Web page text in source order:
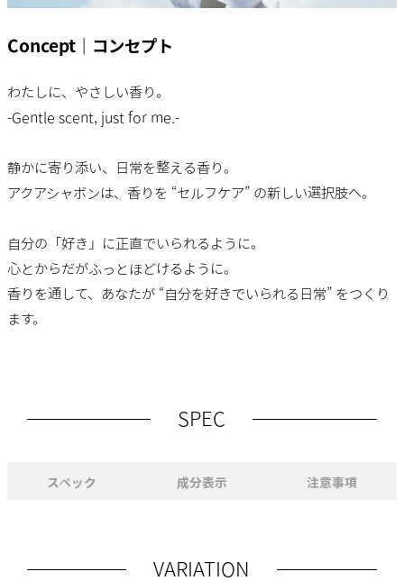
Concept｜コンセプト
わたしに、やさしい香り。
-Gentle scent, just for me.-
静かに寄り添い、日常を整える香り。
アクアシャボンは、香りを “セルフケア” の新しい選択肢へ。
自分の「好き」に正直でいられるように。
心とからだがふっとほどけるように。
香りを通して、あなたが “自分を好きでいられる日常” をつくり
ます。
SPEC
スペック 成分表示 注意事項
VARIATION